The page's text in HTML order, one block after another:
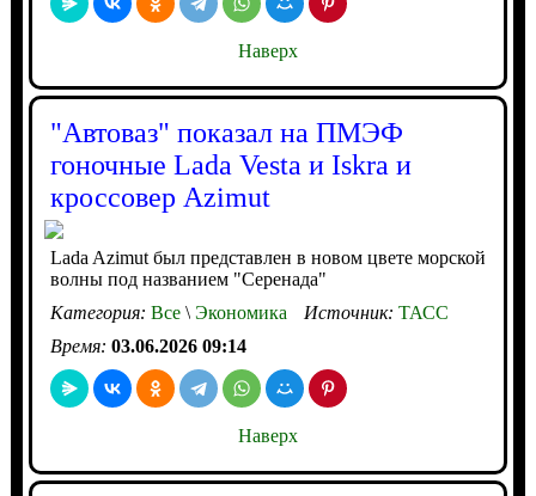
Наверх
"Автоваз" показал на ПМЭФ
гоночные Lada Vesta и Iskra и
кроссовер Azimut
Lada Azimut был представлен в новом цвете морской
волны под названием "Серенада"
Категория: Все\Экономика Источник: ТАСС
Время: 03.06.2026 09:14
Наверх